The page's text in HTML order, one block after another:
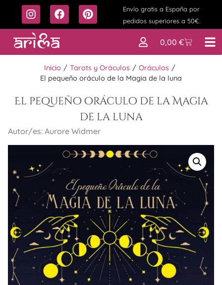
Envío gratis a España por
pedidos superiores a 50€.
0,00 €
Inicio / Tarots y Oráculos / Oráculos /
El pequeño oráculo de la Magia de la luna
El pequeño oráculo de la Magia
de la luna
Autor/es: Aurore Widmer